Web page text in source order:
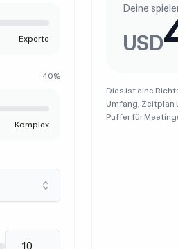
Experte
40%
Komplex
Deine
USD
Dies ist eine
Umfang, Zeitplan
Puffer für